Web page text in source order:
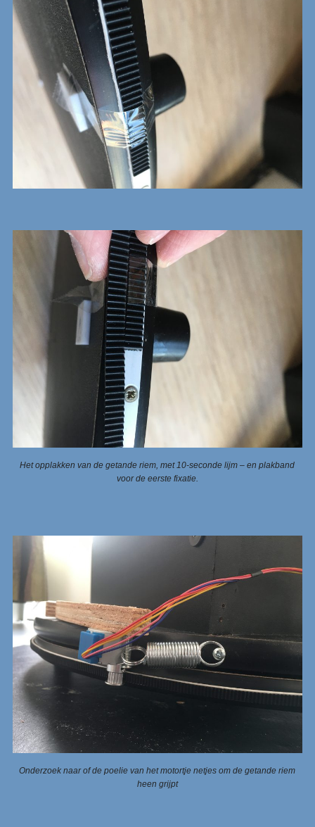
Het opplakken van de getande riem, met 10-seconde lijm – en plakband
voor de eerste fixatie.
Onderzoek naar of de poelie van het motortje netjes om de getande riem
heen grijpt